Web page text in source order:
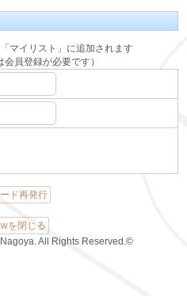
マイリスト」に追加されます
会員登録が必要です）
ド再発行
を閉じる
All Rights Reserved.©